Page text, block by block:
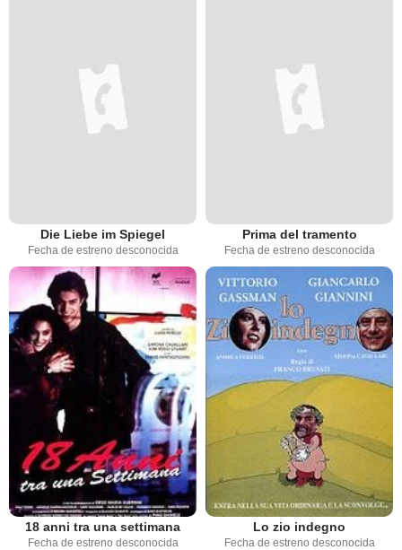
Die Liebe im Spiegel
Fecha de estreno desconocida
Prima del tramento
Fecha de estreno desconocida
18 anni tra una settimana
Fecha de estreno desconocida
Lo zio indegno
Fecha de estreno desconocida